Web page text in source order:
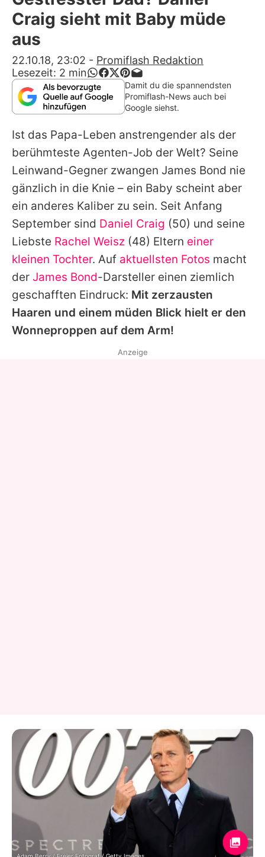
Alle Themen auf Promiflash
App runterladen
Team
Redaktionelle Richtlinien
Impressum
Datenschutzerklärung
Nutzungsbedingungen
Utiq verwalten
Craig sieht mit Baby müde
aus
22.10.18, 23:02 - Promiflash Redaktion
Lesezeit: 2 min
Damit du die spannendsten
Promiflash-News auch bei
Google siehst.
Ist das Papa-Leben anstrengender als der
berühmteste Agenten-Job der Welt? Seine
Leinwand-Gegner zwangen James Bond nie
gänzlich in die Knie – ein Baby scheint aber
ein anderes Kaliber zu sein. Seit Anfang
September sind Daniel Craig (50) und seine
Liebste Rachel Weisz (48) Eltern einer
kleinen Tochter. Auf aktuellsten Fotos macht
der James Bond-Darsteller einen ziemlich
geschafften Eindruck: Mit zerzausten
Haaren und einem müden Blick hielt er den
Wonneproppen auf dem Arm!
Anzeige